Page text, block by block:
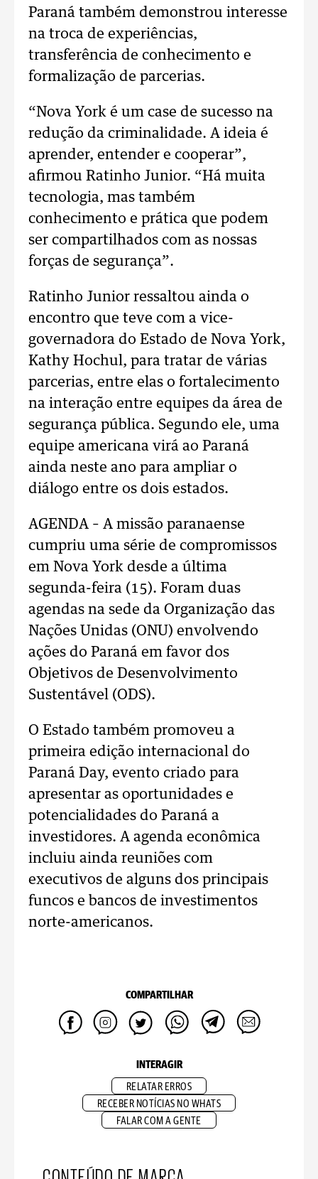
Paraná também demonstrou interesse
na troca de experiências,
transferência de conhecimento e
formalização de parcerias.
“Nova York é um case de sucesso na
redução da criminalidade. A ideia é
aprender, entender e cooperar”,
afirmou Ratinho Junior. “Há muita
tecnologia, mas também
conhecimento e prática que podem
ser compartilhados com as nossas
forças de segurança”.
Ratinho Junior ressaltou ainda o
encontro que teve com a vice-
governadora do Estado de Nova York,
Kathy Hochul, para tratar de várias
parcerias, entre elas o fortalecimento
na interação entre equipes da área de
segurança pública. Segundo ele, uma
equipe americana virá ao Paraná
ainda neste ano para ampliar o
diálogo entre os dois estados.
AGENDA – A missão paranaense
cumpriu uma série de compromissos
em Nova York desde a última
segunda-feira (15). Foram duas
agendas na sede da Organização das
Nações Unidas (ONU) envolvendo
ações do Paraná em favor dos
Objetivos de Desenvolvimento
Sustentável (ODS).
O Estado também promoveu a
primeira edição internacional do
Paraná Day, evento criado para
apresentar as oportunidades e
potencialidades do Paraná a
investidores. A agenda econômica
incluiu ainda reuniões com
executivos de alguns dos principais
funcos e bancos de investimentos
norte-americanos.
COMPARTILHAR
INTERAGIR
RELATAR ERROS
RECEBER NOTÍCIAS NO WHATS
FALAR COM A GENTE